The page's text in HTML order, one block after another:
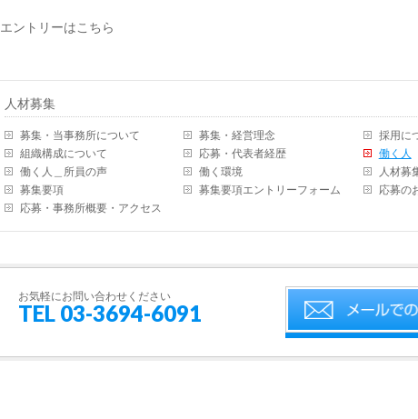
エントリーはこちら
人材募集
募集・当事務所について 募集・経営理念
採用に
組織構成について
応募・代表者経歴
働く人
働く人＿所員の声
働く環境
人材募
募集要項
募集要項エントリーフォーム
応募の
応募・事務所概要・アクセス
お気軽にお問い合わせください
TEL 03-3694-6091